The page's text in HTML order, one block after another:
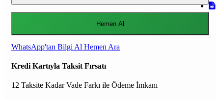
Hemen Al
WhatsApp'tan Bilgi Al Hemen Ara
Kredi Kartıyla Taksit Fırsatı
12 Taksite Kadar Vade Farkı ile Ödeme İmkanı